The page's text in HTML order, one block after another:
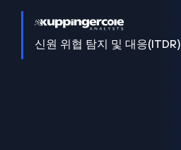
신원 위협 탐지 및 대응(ITDR)